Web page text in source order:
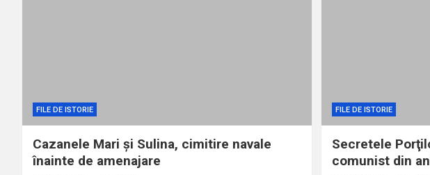
FILE DE ISTORIE
Cazanele Mari și Sulina, cimitire navale
înainte de amenajare
FILE DE ISTORIE
Secretele
comunist din